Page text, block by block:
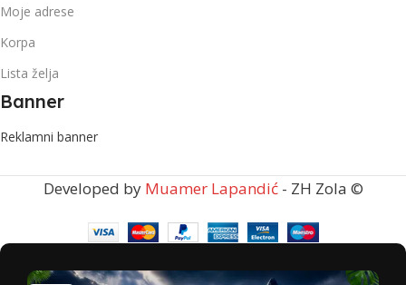
Moje adrese
Korpa
Lista želja
Banner
Reklamni banner
Developed by Muamer Lapandić- ZH Zola ©